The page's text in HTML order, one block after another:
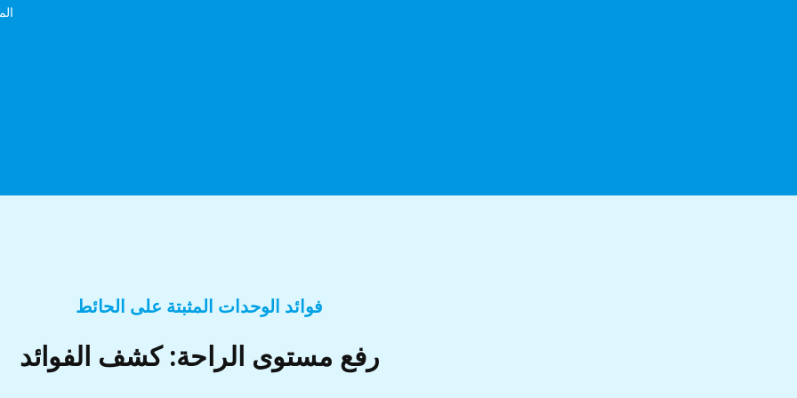
فوائد الوحدات المثبتة على الحائط
رفع مستوى الراحة: كشف الفوائد